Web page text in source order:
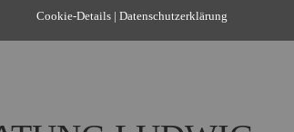
Essential (3)
Cookie Hinweis
Cookie-Details | Datenschutzerklärung